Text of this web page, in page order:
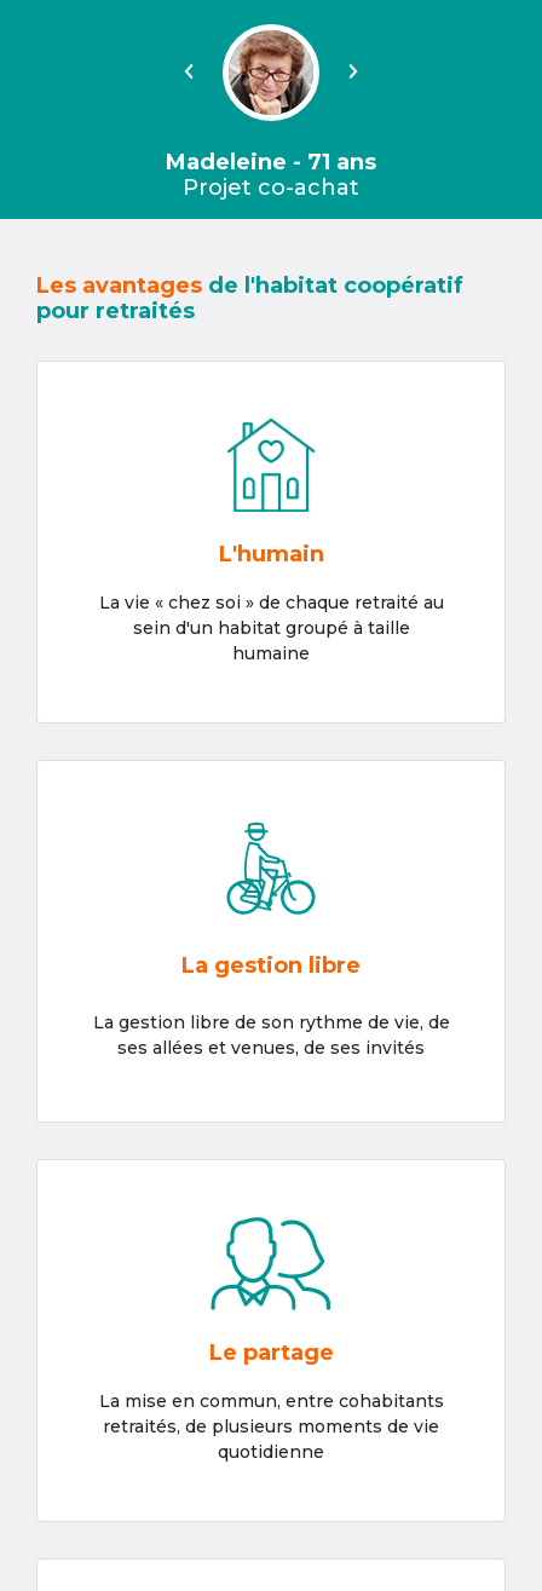
Précédent Suivant
Madeleine - 71 ans
Projet co-achat
Les avantages de l'habitat coopératif
pour retraités
L'humain
La vie « chez soi » de chaque retraité au
sein d'un habitat groupé à taille
humaine
La gestion libre
La gestion libre de son rythme de vie, de
ses allées et venues, de ses invités
Le partage
La mise en commun, entre cohabitants
retraités, de plusieurs moments de vie
quotidienne